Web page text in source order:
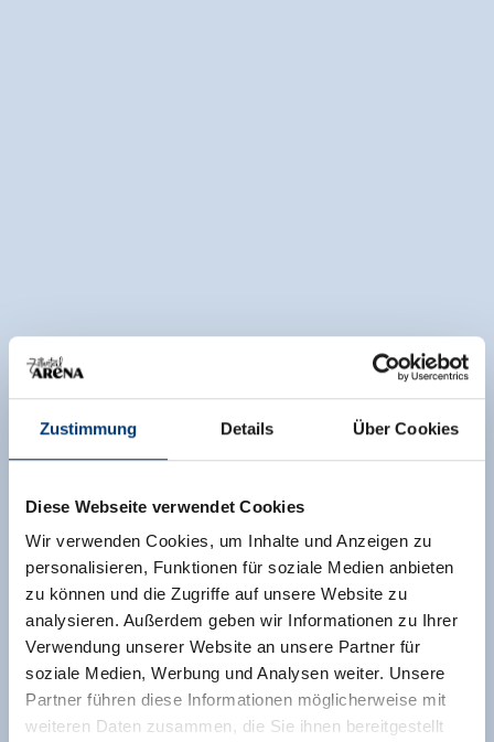
Zustimmung Details Über Cookies
Diese Webseite verwendet Cookies
Wir verwenden Cookies, um Inhalte und Anzeigen zu
personalisieren, Funktionen für soziale Medien anbieten
zu können und die Zugriffe auf unsere Website zu
analysieren. Außerdem geben wir Informationen zu Ihrer
Verwendung unserer Website an unsere Partner für
soziale Medien, Werbung und Analysen weiter. Unsere
Partner führen diese Informationen möglicherweise mit
weiteren Daten zusammen, die Sie ihnen bereitgestellt